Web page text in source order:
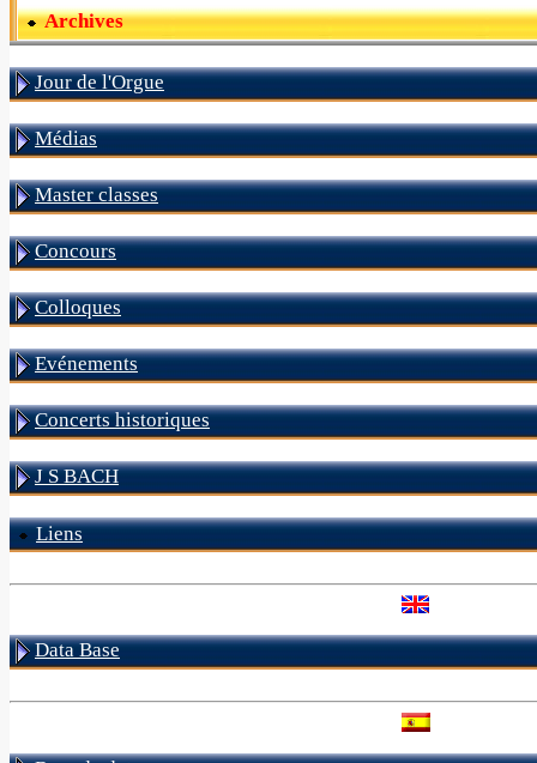
Archives
Jour de l'Orgue
Médias
Master classes
Concours
Colloques
Evénements
Concerts historiques
J S BACH
Liens
Data Base